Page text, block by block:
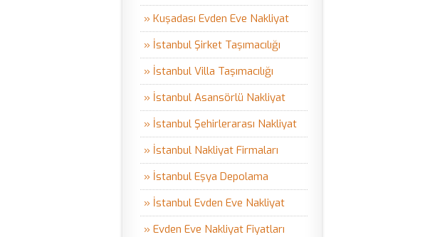
» Kuşadası Evden Eve Nakliyat
» İstanbul Şirket Taşımacılığı
» İstanbul Villa Taşımacılığı
» İstanbul Asansörlü Nakliyat
» İstanbul Şehirlerarası Nakliyat
» İstanbul Nakliyat Firmaları
» İstanbul Eşya Depolama
» İstanbul Evden Eve Nakliyat
» Evden Eve Nakliyat Fiyatları